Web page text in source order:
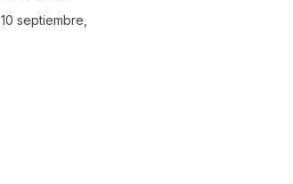
10 septiembre,